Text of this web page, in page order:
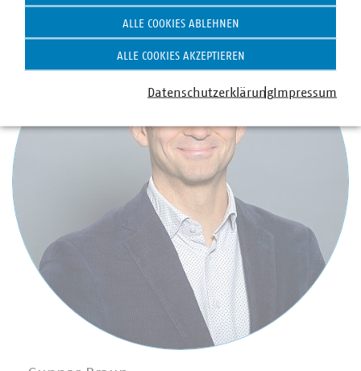
ALLE COOKIES ABLEHNEN
ALLE COOKIES AKZEPTIEREN
DatenschutzerklärungImpressum